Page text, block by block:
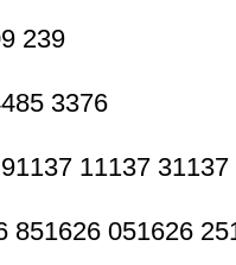
239
3376
11137 31137
051626